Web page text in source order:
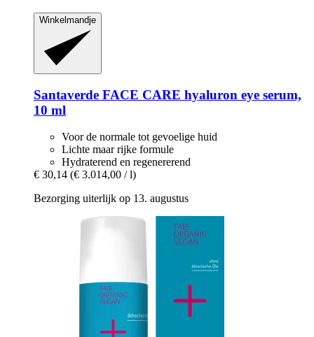
Winkelmandje
Santaverde FACE CARE hyaluron eye serum,
10 ml
Voor de normale tot gevoelige huid
Lichte maar rijke formule
Hydraterend en regenererend
€ 30,14 (€ 3.014,00 / l)
Bezorging uiterlijk op 13. augustus